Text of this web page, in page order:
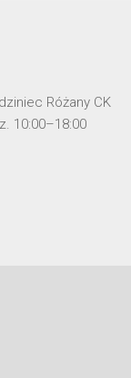
Różany CK
10:00–18:00